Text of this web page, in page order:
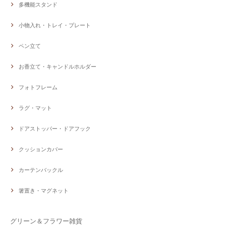
多機能スタンド
小物入れ・トレイ・プレート
ペン立て
お香立て・キャンドルホルダー
フォトフレーム
ラグ・マット
ドアストッパー・ドアフック
クッションカバー
カーテンバックル
箸置き・マグネット
グリーン＆フラワー雑貨